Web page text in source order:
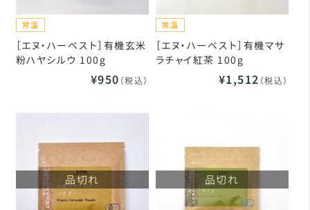
［エヌ・ハーベスト］有機玄米
粉ハヤシルウ 100g
¥950 （税込）
［エヌ・ハーベスト］有機マサ
ラチャイ紅茶 100g
¥1,512 （税込）
品切れ 品切れ